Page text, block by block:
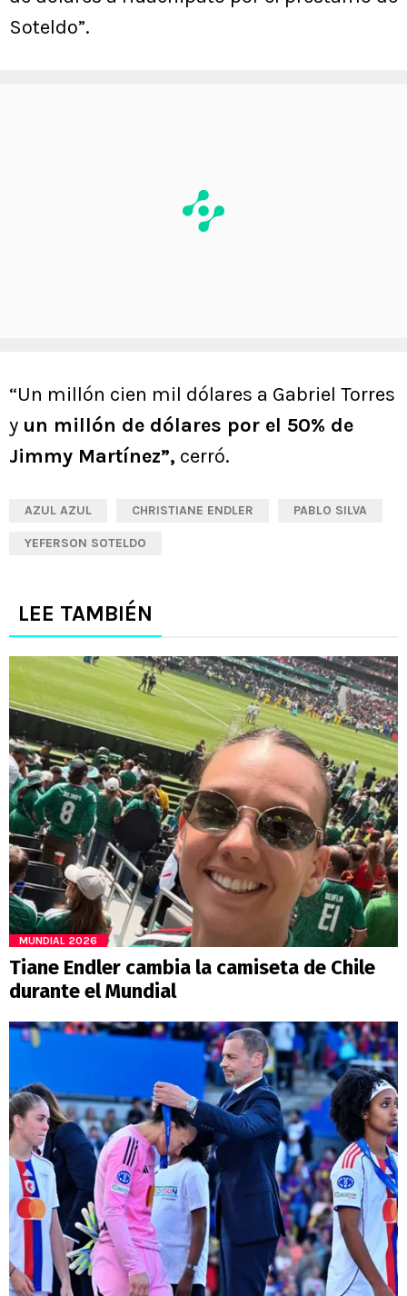
Soteldo”.
“Un millón cien mil dólares a Gabriel Torres
y un millón de dólares por el 50% de
Jimmy Martínez”, cerró.
AZUL AZUL CHRISTIANE ENDLER PABLO SILVA
YEFERSON SOTELDO
LEE TAMBIÉN
MUNDIAL 2026
Tiane Endler cambia la camiseta de Chile
durante el Mundial